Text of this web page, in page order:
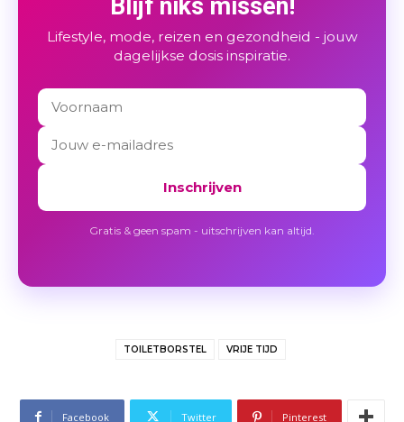
Blijf niks missen!
Lifestyle, mode, reizen en gezondheid - jouw
dagelijkse dosis inspiratie.
Inschrijven
Gratis & geen spam - uitschrijven kan altijd.
TOILETBORSTEL VRIJE TIJD
Facebook Twitter Pinterest